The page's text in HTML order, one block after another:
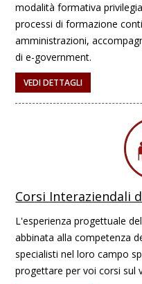
modalità formativa
processi di formazione
amministrazioni,
di e-government.
VEDI DETTAGLI
Corsi Interaziendali
L'esperienza progettuale
abbinata alla competenza
specialisti nel loro campo
progettare per voi corsi sul